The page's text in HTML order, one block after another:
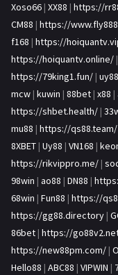
Xoso66 | XX88 | https://
CM88 | https://
f168 | https://
https://hoiquantv.online/ |
https://79king1.fun/ | uy88
mcw | kuwin | 88bet | x88 |
https://shbet.health/ |
mu88 | https://qs88.team/
8XBET | Uy88 | VN168 |
https://rikvippro.me/ |
98win | ao88 | DN88 |
68win | Fun88 | https://
https://gg88.directory |
86bet | https://
https://new88pm.com/ |
Hello88 | ABC88 | VIPWIN |